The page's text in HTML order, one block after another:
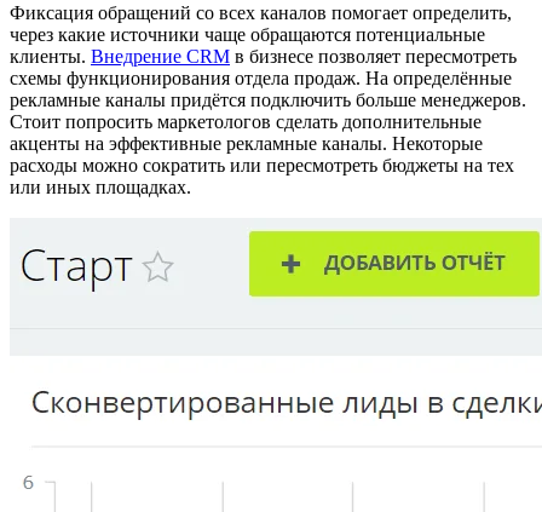
Фиксация обращений со всех каналов помогает определить,
через какие источники чаще обращаются потенциальные
клиенты. Внедрение CRM в бизнесе позволяет пересмотреть
схемы функционирования отдела продаж. На определённые
рекламные каналы придётся подключить больше менеджеров.
Стоит попросить маркетологов сделать дополнительные
акценты на эффективные рекламные каналы. Некоторые
расходы можно сократить или пересмотреть бюджеты на тех
или иных площадках.